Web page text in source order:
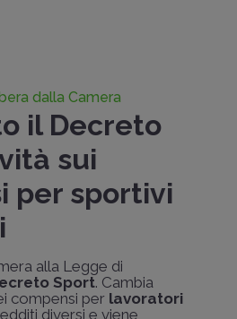
dalla Camera
il Decreto
sui
per sportivi
alla Legge di
Sport. Cambia
compensi per lavoratori
diversi e viene